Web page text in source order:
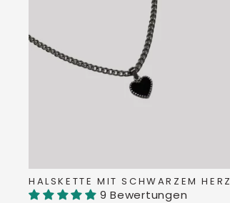
HALSKETTE MIT SCHWARZEM HERZ
9 Bewertungen